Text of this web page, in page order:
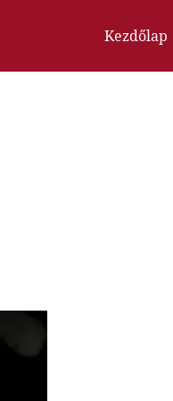
Kezdőlap